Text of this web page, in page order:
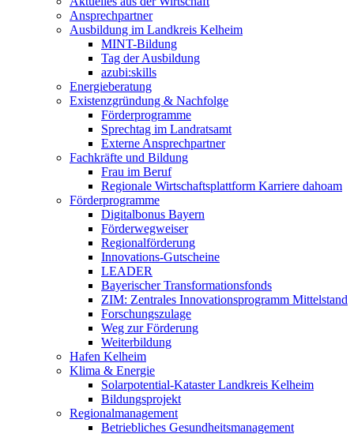
Ansprechpartner
Ausbildung im Landkreis Kelheim
MINT-Bildung
Tag der Ausbildung
azubi:skills
Energieberatung
Existenzgründung & Nachfolge
Förderprogramme
Sprechtag im Landratsamt
Externe Ansprechpartner
Fachkräfte und Bildung
Frau im Beruf
Regionale Wirtschaftsplattform Karriere dahoam
Förderprogramme
Digitalbonus Bayern
Förderwegweiser
Regionalförderung
Innovations-Gutscheine
LEADER
Bayerischer Transformationsfonds
ZIM: Zentrales Innovationsprogramm Mittelstand
Forschungszulage
Weg zur Förderung
Weiterbildung
Hafen Kelheim
Klima & Energie
Solarpotential-Kataster Landkreis Kelheim
Bildungsprojekt
Regionalmanagement
Betriebliches Gesundheitsmanagement